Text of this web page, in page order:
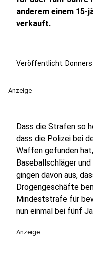
anderem einem 15-
verkauft.
Veröffentlicht:
Anzeige
Dass die Strafen so
dass die Polizei bei
Waffen gefunden
Baseballschläger
gingen davon aus,
Drogengeschäfte
Mindeststrafe für
nun einmal bei fünf
Anzeige